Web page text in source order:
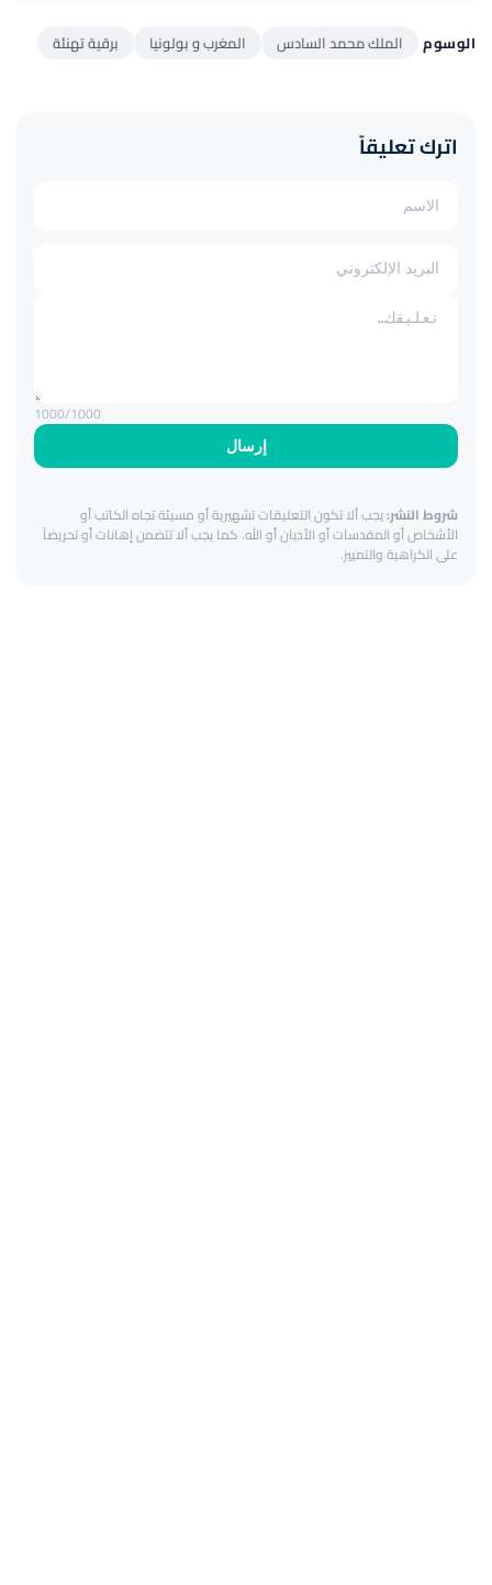
الوسوم الملك محمد السادس المغرب و بولونيا برقية تهنئة
اترك تعليقاً
إرسال
1000/1000
شروط النشر:يجب ألا تكون التعليقات تشهيرية أو مسيئة تجاه الكاتب أو
الأشخاص أو المقدسات أو الأديان أو الله. كما يجب ألا تتضمن إهانات أو تحريضاً
على الكراهية والتمييز.